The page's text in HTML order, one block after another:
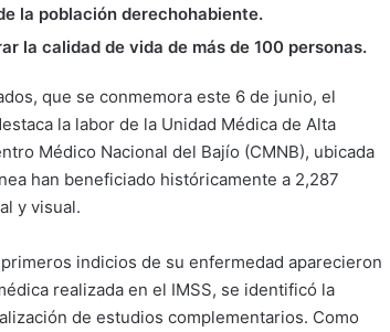
la población derechohabiente.
la calidad de vida de más de 100 personas.
que se conmemora este 6 de junio, el
la labor de la Unidad Médica de Alta
Médico Nacional del Bajío (CMNB), ubicada
han beneficiado históricamente a 2,287
y visual.
indicios de su enfermedad aparecieron
realizada en el IMSS, se identificó la
de estudios complementarios. Como